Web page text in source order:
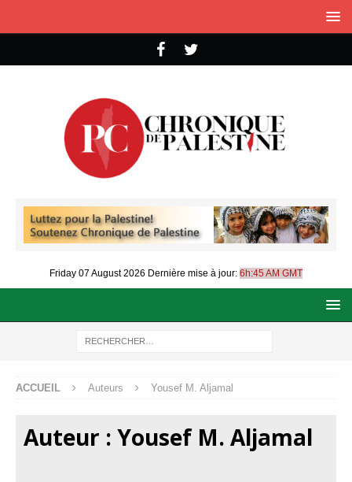
Friday 07 August 2026 Dernière mise à jour: 6h:45 AM GMT
ACCUEIL Auteurs Yousef M. Aljamal
Auteur : Yousef M. Aljamal